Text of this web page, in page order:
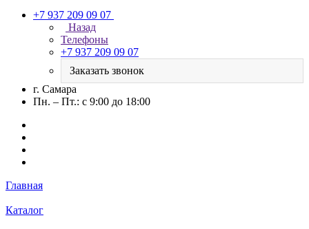
+7 937 209 09 07
Назад
Телефоны
+7 937 209 09 07
Заказать звонок
г. Самара
Пн. – Пт.: с 9:00 до 18:00
Главная
Каталог